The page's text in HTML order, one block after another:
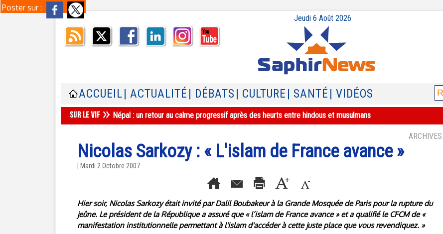
Poster sur :
Jeudi 6 Août 2026
ACCUEIL | ACTUALITÉ | DÉBATS | CULTURE | SANTÉ | VIDÉOS
Népal : un retour au calme progressif après des heurts entre hindous et musulmans
ARCHIVES
Nicolas Sarkozy : « L'islam de France avance »
| Mardi 2 Octobre 2007
Hier soir, Nicolas Sarkozy était invité par Dalil Boubakeur à la Grande Mosquée de Paris pour la rupture du
jeûne. Le président de la République a assuré que « l’islam de France avance » et a qualifié le CFCM de «
manifestation institutionnelle permettant à l'islam d'accéder à cette juste place que vous revendiquez. »